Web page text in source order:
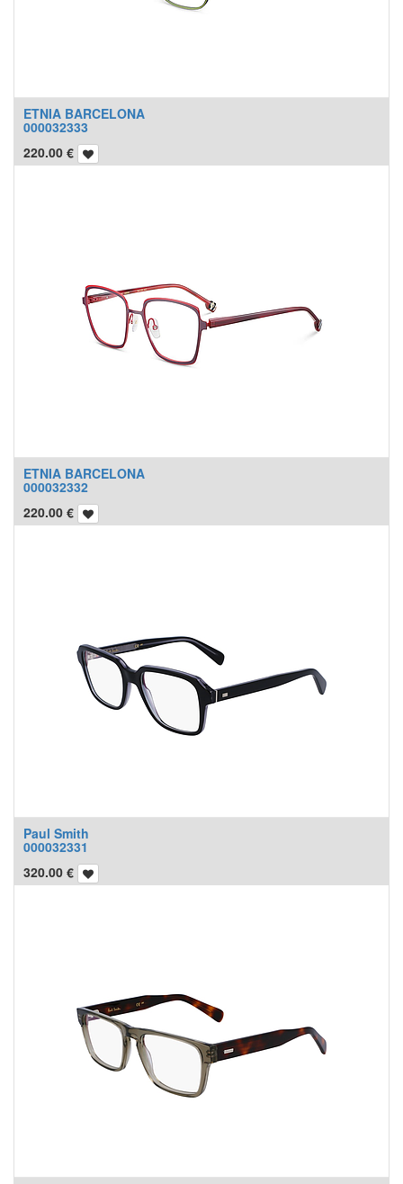
ETNIA BARCELONA
000032333
220.00 €
ETNIA BARCELONA
000032332
220.00 €
Paul Smith
000032331
320.00 €